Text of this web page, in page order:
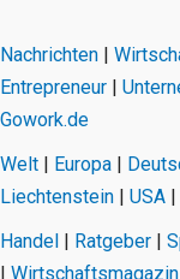
Nachrichten
Entrepreneur
Gowork.de
Welt
Europa
Liechtenstein
USA
Handel
Ratgeber
Wirtschaftsmagazin